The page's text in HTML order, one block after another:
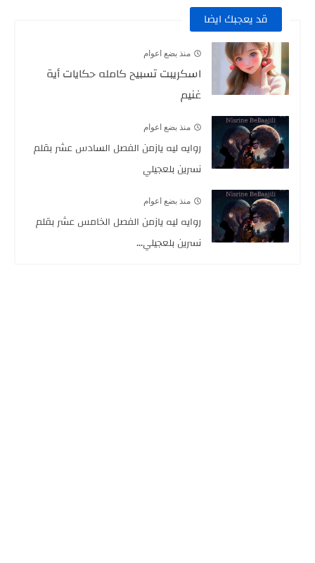
قد يعجبك ايضا
منذ بضع اعوام
اسكريبت تسبيح كامله حكايات أية
غنيم
منذ بضع اعوام
روايه ليه يازمن الفصل السادس عشر بقلم
نسرين بلعجيلي
منذ بضع اعوام
روايه ليه يازمن الفصل الخامس عشر بقلم
نسرين بلعجيلي...